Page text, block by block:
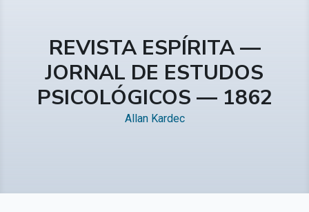
REVISTA ESPÍRITA —
JORNAL DE ESTUDOS
PSICOLÓGICOS — 1862
Allan Kardec